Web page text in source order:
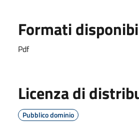
Formati
Pdf
Licenza di
Pubblico dominio